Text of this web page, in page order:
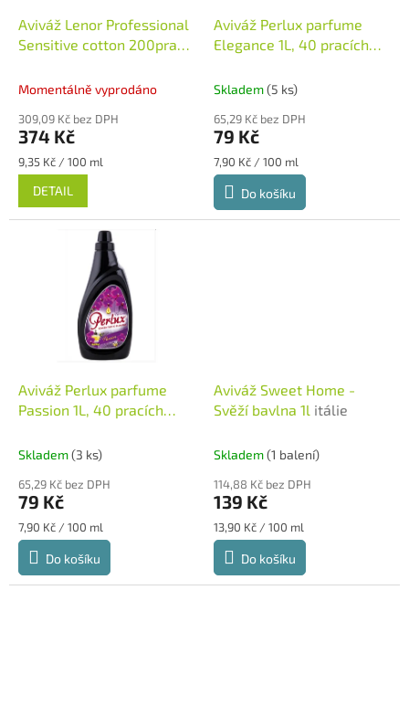
Aviváž Lenor Professional
Sensitive cotton 200praní
Momentálně vyprodáno
309,09 Kč bez DPH
374 Kč
Měrná
cena:
9,35 Kč / 100 ml
DETAIL
Aviváž Perlux parfume
Elegance 1L, 40 pracích
parfume Elegance 1L
Skladem(5 ks)
65,29 Kč bez DPH
79 Kč
Měrná
cena:
7,90 Kč / 100 ml
Do košíku
Aviváž Perlux parfume
Passion 1L, 40 pracích
Skladem(3 ks)
65,29 Kč bez DPH
79 Kč
Měrná
cena:
7,90 Kč / 100 ml
Do košíku
Aviváž Sweet Home -
Svěží bavlna 1l itálie
Skladem(1 balení)
114,88 Kč bez DPH
139 Kč
Měrná
cena:
13,90 Kč / 100 ml
Do košíku